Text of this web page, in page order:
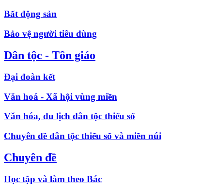
Bất động sản
Bảo vệ người tiêu dùng
Dân tộc - Tôn giáo
Đại đoàn kết
Văn hoá - Xã hội vùng miền
Văn hóa, du lịch dân tộc thiểu số
Chuyên đề dân tộc thiểu số và miền núi
Chuyên đề
Học tập và làm theo Bác